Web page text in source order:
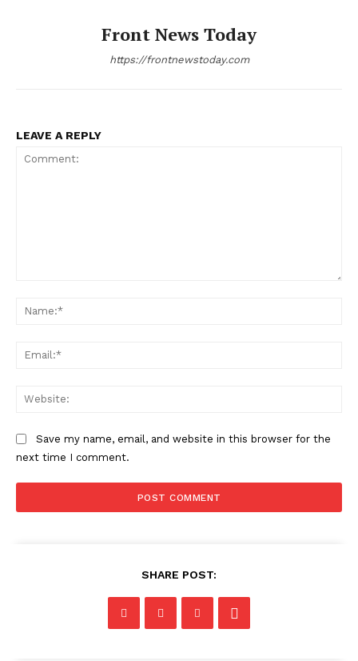
Front News Today
https://frontnewstoday.com
LEAVE A REPLY
Save my name, email, and website in this browser for the
next time I comment.
SHARE POST: